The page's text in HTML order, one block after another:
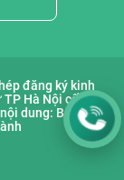
đăng ký kinh
TP Hà Nội cấp lần
dung: Bà